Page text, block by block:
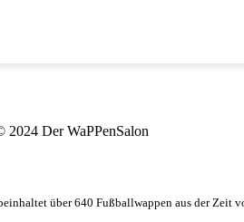
2024 Der WaPPenSalon
über 640 Fußballwappen aus der Zeit